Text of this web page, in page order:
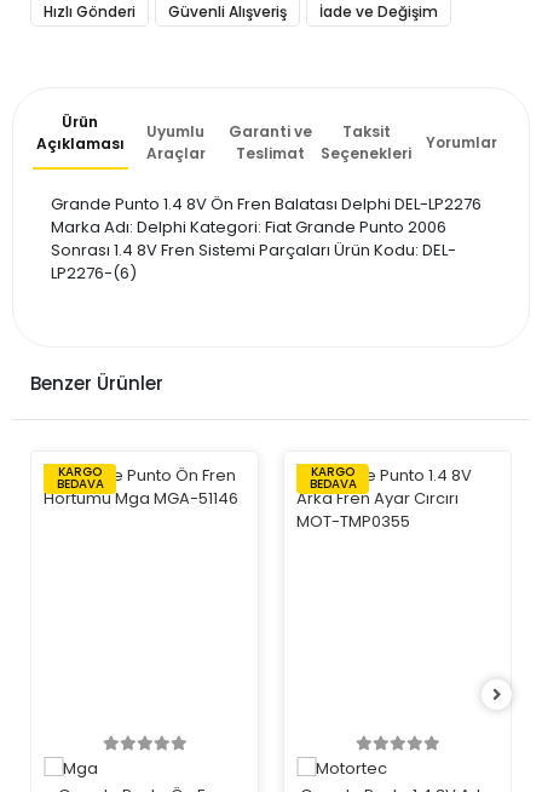
Hızlı Gönderi Güvenli Alışveriş İade ve Değişim
Ürün
Açıklaması
Uyumlu
Araçlar
Garanti ve
Teslimat
Taksit
Seçenekleri
Yorumlar
Grande Punto 1.4 8V Ön Fren Balatası Delphi DEL-LP2276
Marka Adı: Delphi Kategori: Fiat Grande Punto 2006
Sonrası 1.4 8V Fren Sistemi Parçaları Ürün Kodu: DEL-
LP2276-(6)
Benzer Ürünler
KARGO
BEDAVA
KARGO
BEDAVA